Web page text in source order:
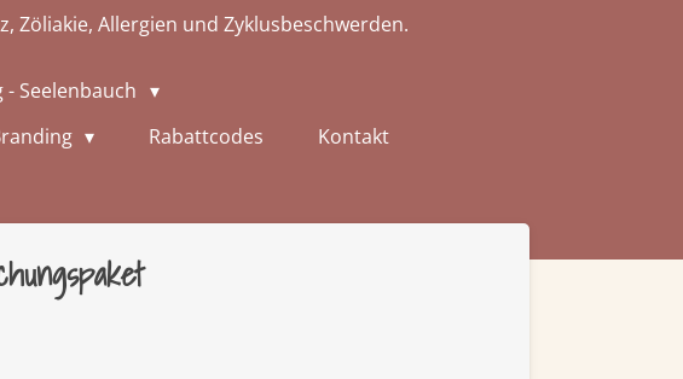
Allergien und Zyklusbeschwerden.
- Seelenbauch
Rabattcodes Kontakt